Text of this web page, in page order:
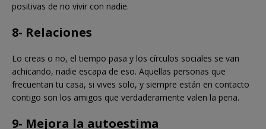
positivas de no vivir con nadie.
8- Relaciones
Lo creas o no, el tiempo pasa y los círculos sociales se van
achicando, nadie escapa de eso. Aquellas personas que
frecuentan tu casa, si vives solo, y siempre están en contacto
contigo son los amigos que verdaderamente valen la pena.
9- Mejora la autoestima